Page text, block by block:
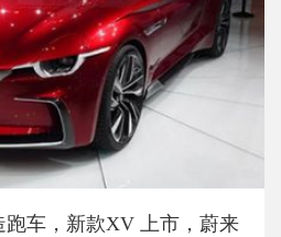
车，新款XV 上市，蔚来